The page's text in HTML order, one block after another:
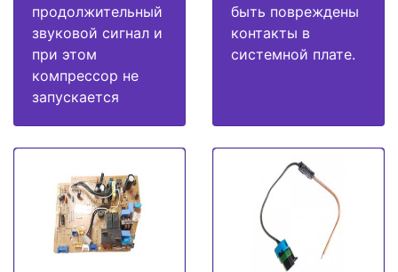
продолжительный
звуковой сигнал и
при этом
компрессор не
запускается
быть повреждены
контакты в
системной плате.